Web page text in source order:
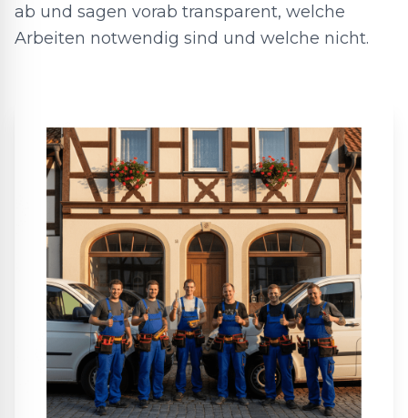
ab und sagen vorab transparent, welche
Arbeiten notwendig sind und welche nicht.